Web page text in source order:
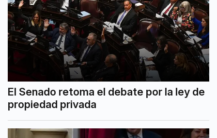
El Senado retoma el debate por la ley de
propiedad privada